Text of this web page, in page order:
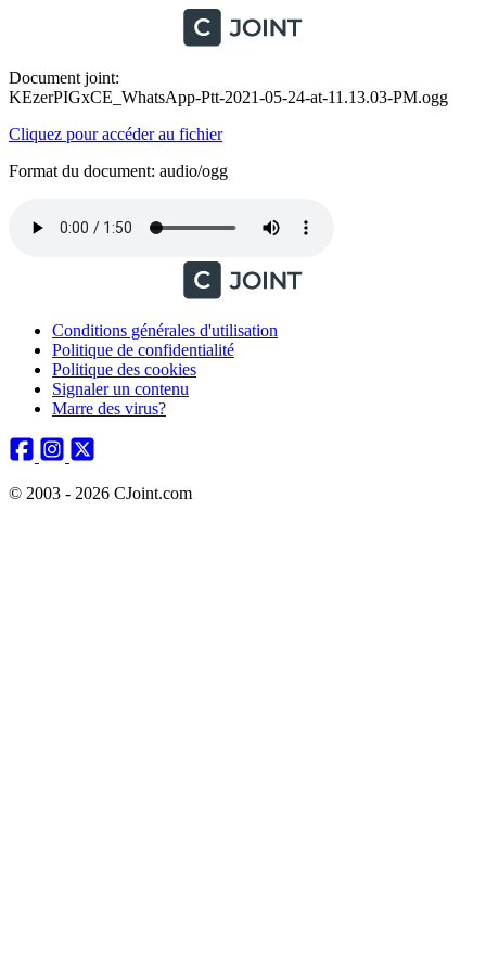
Document joint:
KEzerPIGxCE_WhatsApp-Ptt-2021-05-24-at-11.13.03-PM.ogg
Cliquez pour accéder au fichier
Format du document: audio/ogg
Conditions générales d'utilisation
Politique de confidentialité
Politique des cookies
Signaler un contenu
Marre des virus?
© 2003 - 2026 CJoint.com